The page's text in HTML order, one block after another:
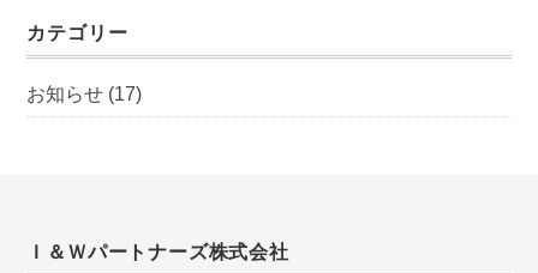
カテゴリー
お知らせ (17)
Ｉ＆Ｗパートナーズ株式会社